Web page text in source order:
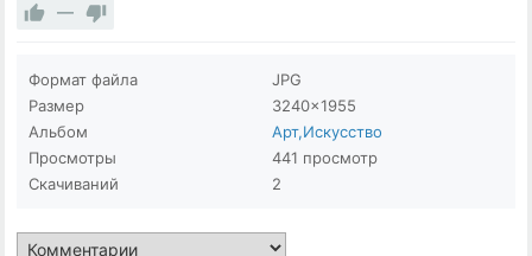
—
Формат файла
JPG
Размер
3240×1955
Альбом
Арт,Искусство
Просмотры
441 просмотр
Скачиваний
2